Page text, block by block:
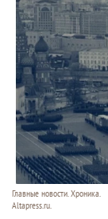
Главные новости. Хроника.
Altapress.ru.